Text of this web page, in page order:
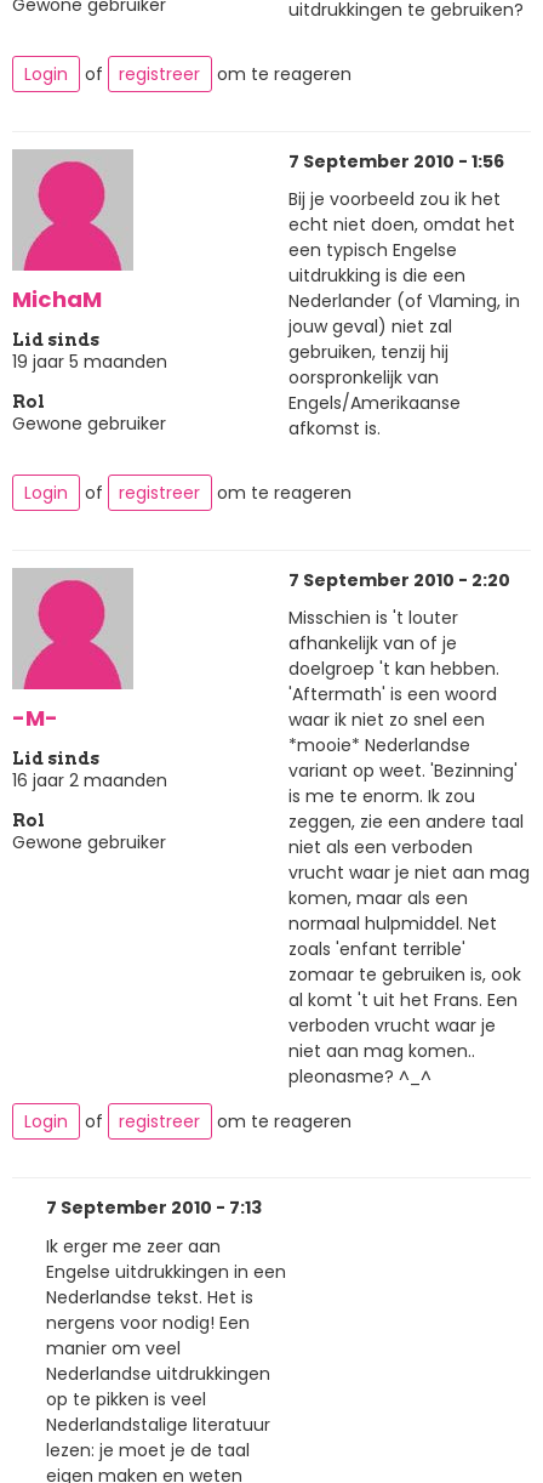
uitdrukkingen te gebruiken?
Login of registreer om te reageren
MichaM
Lid sinds
19 jaar 5 maanden
Rol
Gewone gebruiker
7 September 2010 - 1:56
Bij je voorbeeld zou ik het
echt niet doen, omdat het
een typisch Engelse
uitdrukking is die een
Nederlander (of Vlaming, in
jouw geval) niet zal
gebruiken, tenzij hij
oorspronkelijk van
Engels/Amerikaanse
afkomst is.
Login of registreer om te reageren
-M-
Lid sinds
16 jaar 2 maanden
Rol
Gewone gebruiker
7 September 2010 - 2:20
Misschien is 't louter
afhankelijk van of je
doelgroep 't kan hebben.
'Aftermath' is een woord
waar ik niet zo snel een
*mooie* Nederlandse
variant op weet. 'Bezinning'
is me te enorm. Ik zou
zeggen, zie een andere taal
niet als een verboden
vrucht waar je niet aan mag
komen, maar als een
normaal hulpmiddel. Net
zoals 'enfant terrible'
zomaar te gebruiken is, ook
al komt 't uit het Frans. Een
verboden vrucht waar je
niet aan mag komen..
pleonasme? ^_^
Login
of registreer om te reageren
7 September 2010 - 7:13
Ik erger me zeer aan
Engelse uitdrukkingen in een
Nederlandse tekst. Het is
nergens voor nodig! Een
manier om veel
Nederlandse uitdrukkingen
op te pikken is veel
Nederlandstalige literatuur
lezen: je moet je de taal
eigen maken en weten